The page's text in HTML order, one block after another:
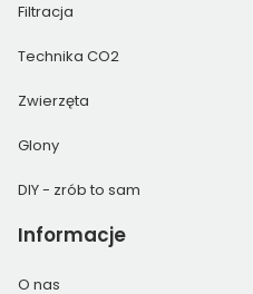
Filtracja
Technika CO2
Zwierzęta
Glony
DIY - zrób to sam
Informacje
O nas